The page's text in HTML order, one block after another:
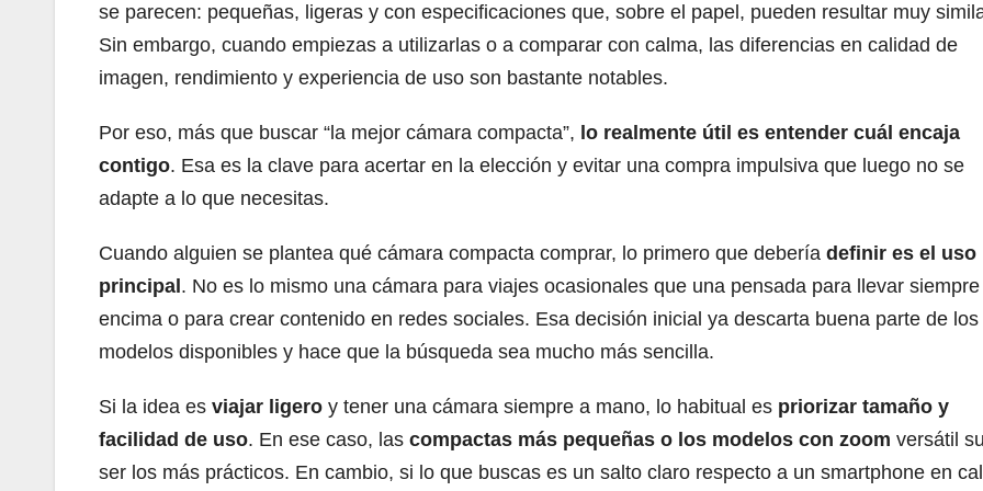
se parecen: pequeñas, ligeras y con especificaciones que, sobre el papel, pueden resultar muy
Sin embargo, cuando empiezas a utilizarlas o a comparar con calma, las diferencias en calidad de
imagen, rendimiento y experiencia de uso son bastante notables.
Por eso, más que buscar “la mejor cámara compacta”, lo realmente útil es entender cuál encaja
contigo. Esa es la clave para acertar en la elección y evitar una compra impulsiva que luego no se
adapte a lo que necesitas.
Cuando alguien se plantea qué cámara compacta comprar, lo primero que debería definir es el uso
principal . No es lo mismo una cámara para viajes ocasionales que una pensada para llevar siempre
encima o para crear contenido en redes sociales. Esa decisión inicial ya descarta buena parte de los
modelos disponibles y hace que la búsqueda sea mucho más sencilla.
Si la idea es viajar ligero y tener una cámara siempre a mano, lo habitual es priorizar tamaño y
facilidad de uso. En ese caso, las compactas más pequeñas o los modelos con zoom versátil
ser los más prácticos. En cambio, si lo que buscas es un salto claro respecto a un smartphone en